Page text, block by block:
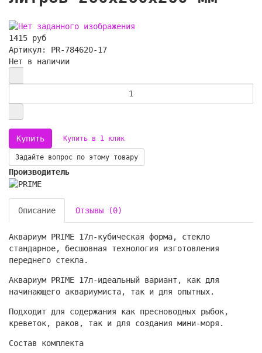
1415 руб
Артикул: PR-784620-17
Нет в наличии
Купить в 1 клик
Задайте вопрос по этому товару
Производитель
Описание Отзывы (0)
Аквариум PRIME 17л-кубическая форма, стекло
стандарное, бесшовная технология изготовления
переднего стекла.
Аквариум PRIME 17л-идеальный вариант, как для
начинающего аквариумиста, так и для опытных.
Подходит для содержания как пресноводных рыбок,
креветок, раков, так и для создания мини-моря.
Состав комплекта